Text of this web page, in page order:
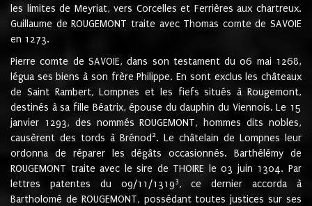
les limites de Meyriat, vers Corcelles et Ferrières aux chartreux.
Guillaume de ROUGEMONT traite avec Thomas comte de SAVOIE
en 1273.
Pierre comte de SAVOIE, dans son testament du 06 mai 1268,
légua ses biens à son frère Philippe. En sont exclus les châteaux
de Saint Rambert, Lompnes et les fiefs situés à Rougemont,
destinés à sa fille Béatrix, épouse du dauphin du Viennois. Le 15
janvier 1293, des nommés ROUGEMONT, hommes dits nobles,
causèrent des tords à Brénod 2. Le châtelain de Lompnes leur
ordonna de réparer les dégâts occasionnés. Barthélémy de
ROUGEMONT traite avec le sire de THOIRE le 03 juin 1304. Par
lettres patentes du 09/11/13193, ce dernier accorda à
Bartholomé de ROUGEMONT, possédant toutes justices sur ses